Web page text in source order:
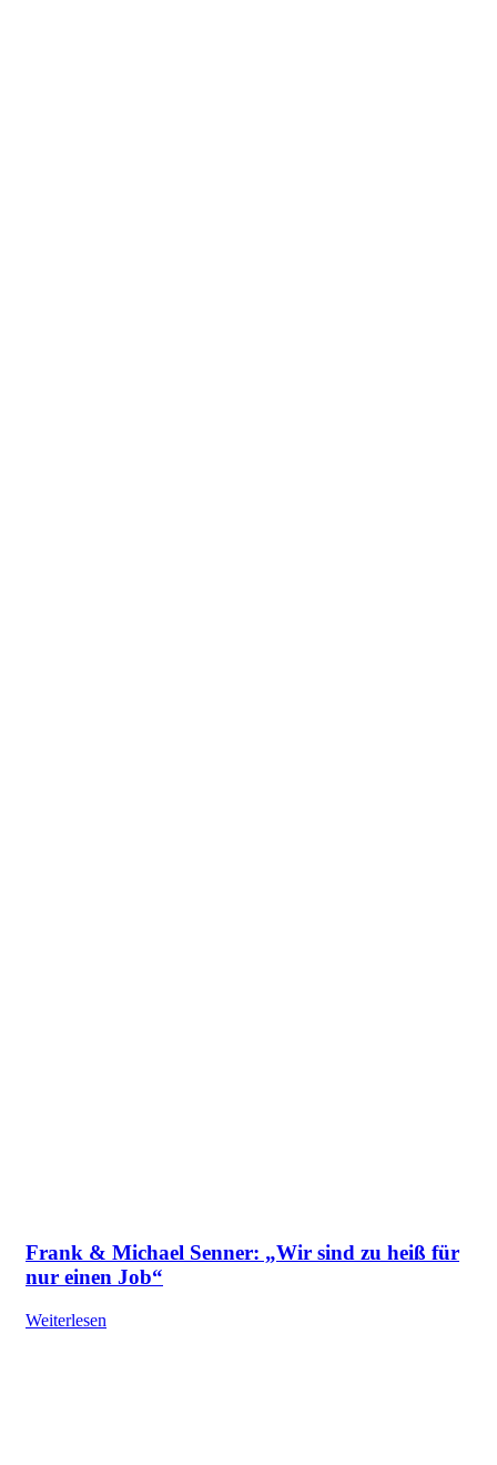
Frank & Michael Senner: „Wir sind zu heiß für
nur einen Job“
Weiterlesen